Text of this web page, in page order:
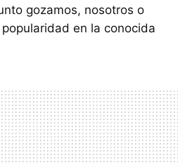
gozamos, nosotros o
en la conocida